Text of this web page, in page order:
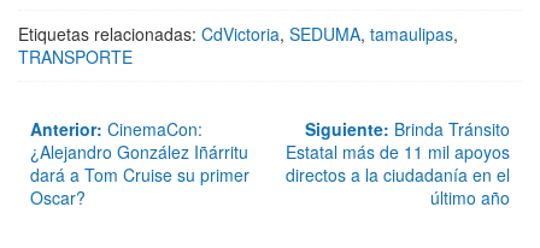
Etiquetas relacionadas: CdVictoria, SEDUMA, tamaulipas,
TRANSPORTE
Anterior: CinemaCon:
¿Alejandro González Iñárritu
dará a Tom Cruise su primer
Oscar?
Siguiente: Brinda Tránsito
Estatal más de 11 mil apoyos
directos a la ciudadanía en el
último año